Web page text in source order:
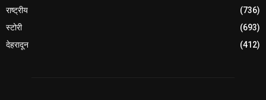
राष्ट्रीय
(736)
स्टोरी
(693)
देहरादून
(412)